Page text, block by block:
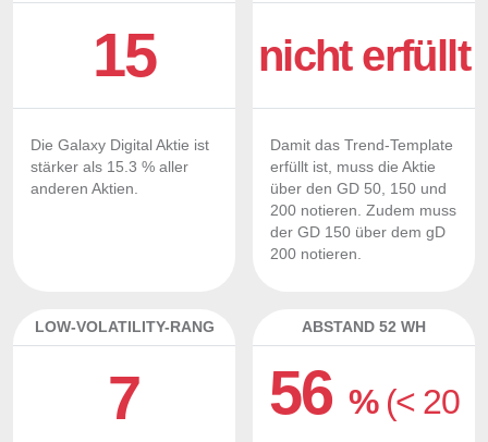
15
Die Galaxy Digital Aktie ist
stärker als 15.3 % aller
anderen Aktien.
nicht erfüllt
Damit das Trend-Template
erfüllt ist, muss die Aktie
über den GD 50, 150 und
200 notieren. Zudem muss
der GD 150 über dem gD
200 notieren.
LOW-VOLATILITY-RANG
7
ABSTAND 52 WH
56% (< 20